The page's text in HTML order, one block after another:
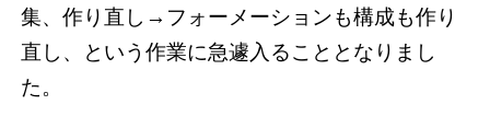
集、作り直し→フォーメーションも構成も作り
直し、という作業に急遽入ることとなりまし
た。